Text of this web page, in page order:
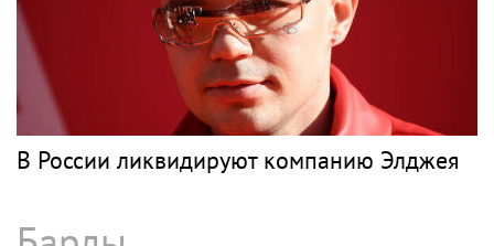
В России ликвидируют компанию Элджея